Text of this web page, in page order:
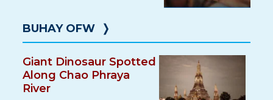
BUHAY OFW ❭
Giant Dinosaur Spotted
Along Chao Phraya
River